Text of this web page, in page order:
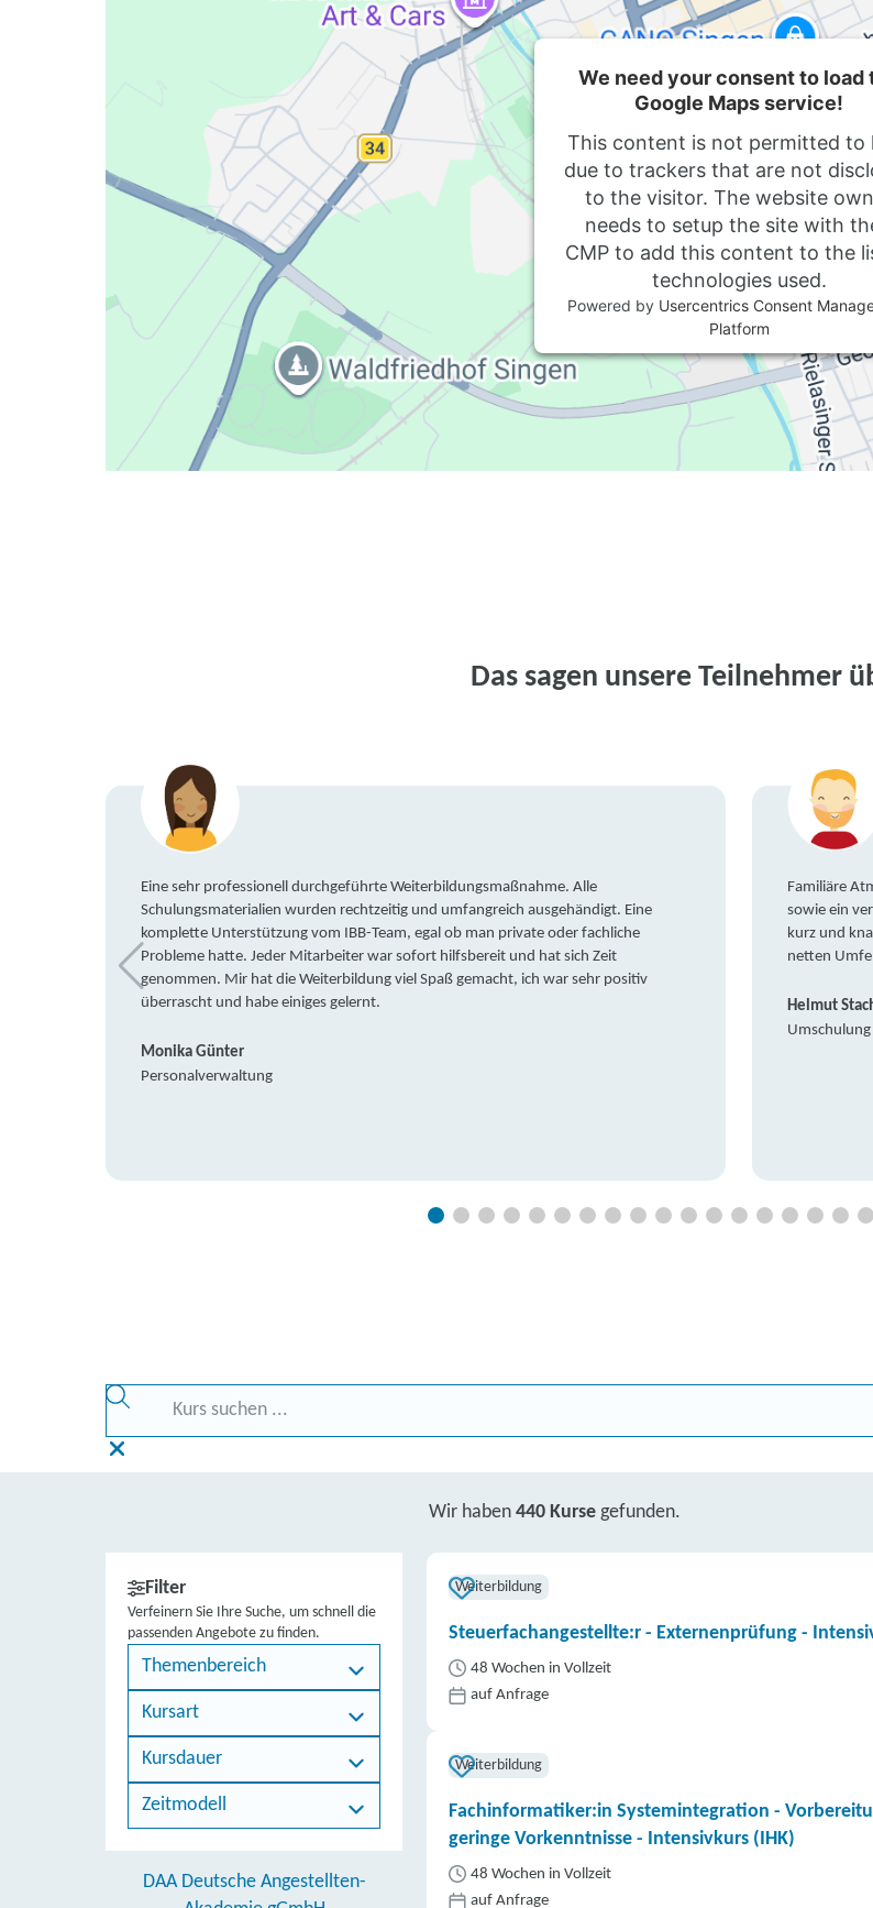
We need your consent to load
Google Maps service!
This content is not permitted to
due to trackers that are not
to the visitor. The website
needs to setup the site with
CMP to add this content to the
technologies used.
Powered by Usercentrics Consent
Platform
Das sagen unsere Teilnehmer
Eine sehr professionell durchgeführte Weiterbildungsmaßnahme. Alle
Schulungsmaterialien wurden rechtzeitig und umfangreich ausgehändigt. Eine
komplette Unterstützung vom IBB-Team, egal ob man private oder fachliche
Probleme hatte. Jeder Mitarbeiter war sofort hilfsbereit und hat sich Zeit
genommen. Mir hat die Weiterbildung viel Spaß gemacht, ich war sehr positiv
überrascht und habe einiges gelernt.
Monika Günter
Personalverwaltung
Familiäre
sowie ein
kurz und
netten
Helmut
Wir haben 440 Kurse gefunden.
Filter
Verfeinern Sie Ihre Suche, um schnell die
passenden Angebote zu finden.
Themenbereich
Kursart
Kursdauer
Zeitmodell
DAA Deutsche Angestellten-
Weiterbildung
Steuerfachangestellte:r - Externenprüfung -
48 Wochen in Vollzeit
auf Anfrage
Weiterbildung
Fachinformatiker:in Systemintegration -
geringe Vorkenntnisse - Intensivkurs (IHK)
48 Wochen in Vollzeit
auf Anfrage